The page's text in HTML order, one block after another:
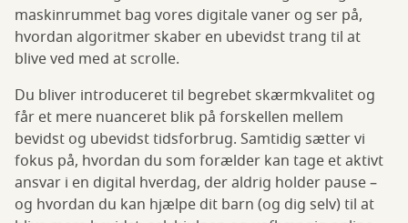
maskinrummet bag vores digitale vaner og ser på,
hvordan algoritmer skaber en ubevidst trang til at
blive ved med at scrolle.
Du bliver introduceret til begrebet skærmkvalitet og
får et mere nuanceret blik på forskellen mellem
bevidst og ubevidst tidsforbrug. Samtidig sætter vi
fokus på, hvordan du som forælder kan tage et aktivt
ansvar i en digital hverdag, der aldrig holder pause –
og hvordan du kan hjælpe dit barn (og dig selv) til at